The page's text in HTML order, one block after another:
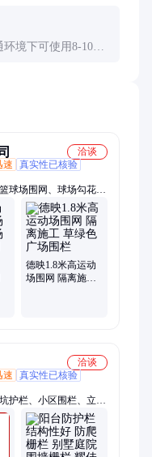
境下可使用8-10
洽谈
速
真实性已核验
球场围网、球场勾花围
围栏、防护隔离网、体
网、运动场防护网、操
德映1.8米高运动
场围网 隔离施工
洽谈
速
真实性已核验
护栏、小区围栏、立柱
网、浸塑荷兰网、防护
地暖钢丝网片、河边圈